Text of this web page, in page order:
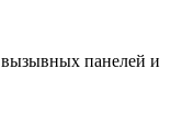
панелей и